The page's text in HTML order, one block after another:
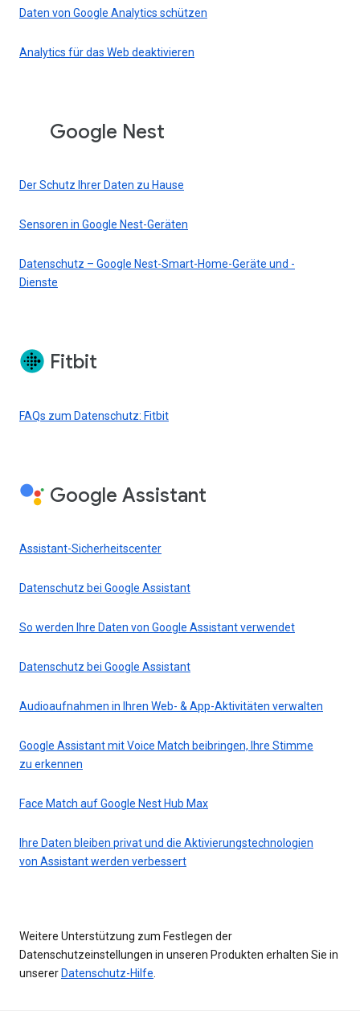
Daten von Google Analytics schützen
Analytics für das Web deaktivieren
Google Nest
Der Schutz Ihrer Daten zu Hause
Sensoren in Google Nest-Geräten
Datenschutz – Google Nest-Smart-Home-Geräte und -
Dienste
Fitbit
FAQs zum Datenschutz: Fitbit
Google Assistant
Assistant-Sicherheitscenter
Datenschutz bei Google Assistant
So werden Ihre Daten von Google Assistant verwendet
Datenschutz bei Google Assistant
Audioaufnahmen in Ihren Web- & App-Aktivitäten verwalten
Google Assistant mit Voice Match beibringen, Ihre Stimme
zu erkennen
Face Match auf Google Nest Hub Max
Ihre Daten bleiben privat und die Aktivierungstechnologien
von Assistant werden verbessert
Weitere Unterstützung zum Festlegen der
Datenschutzeinstellungen in unseren Produkten erhalten Sie in
unserer Datenschutz-Hilfe.